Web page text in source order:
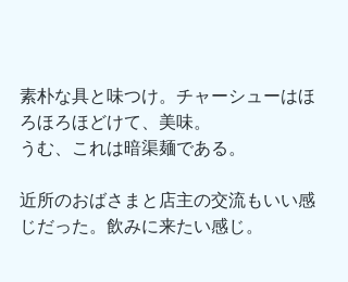
素朴な具と味つけ。チャーシューはほ
ろほろほどけて、美味。
うむ、これは暗渠麺である。
近所のおばさまと店主の交流もいい感
じだった。飲みに来たい感じ。